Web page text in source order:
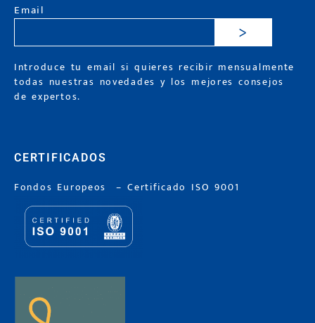
Email
>
Introduce tu email si quieres recibir mensualmente
todas nuestras novedades y los mejores consejos
de expertos.
CERTIFICADOS
Fondos Europeos –Certificado ISO 9001